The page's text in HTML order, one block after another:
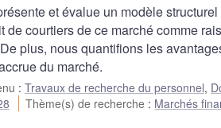
et évalue un modèle
de courtiers de ce marché comme
plus, nous quantifions les
du marché.
: Travaux de recherche du personnel,
Thème(s) de recherche : Marchés